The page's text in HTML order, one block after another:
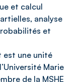
et calcul
analyse
et
est une unité
Marie
de la MSHE